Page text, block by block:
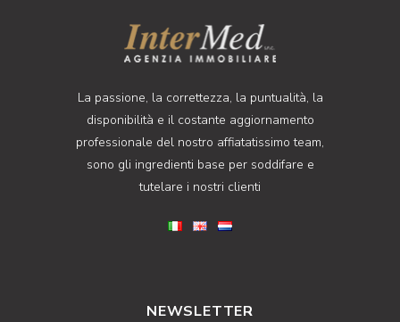
La passione, la correttezza, la puntualità, la
disponibilità e il costante aggiornamento
professionale del nostro affiatatissimo team,
sono gli ingredienti base per soddifare e
tutelare i nostri clienti
NEWSLETTER